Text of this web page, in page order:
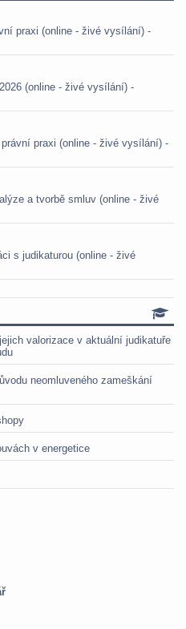
praxi (online - živé vysílání) -
(online - živé vysílání) -
praxi (online - živé vysílání) -
a tvorbě smluv (online - živé
s judikaturou (online - živé
valorizace v aktuální judikatuře
neomluveného zameškání
v energetice